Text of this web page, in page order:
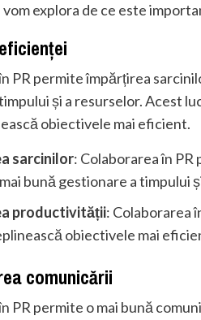
explora de ce este
PR permite împărțirea
și a resurselor. Acest
obiectivele mai eficient.
sarcinilor: Colaborarea în
bună gestionare a timpului
productivității: Colaborarea
obiectivele mai
comunicării
PR permite o mai bună